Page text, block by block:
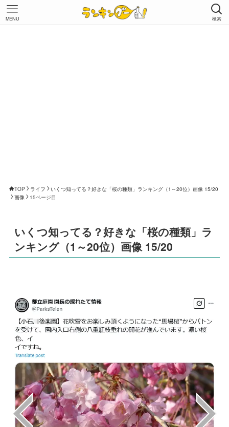
検索
MENU
TOP ライフ
いくつ知ってる？好きな「桜の種類」ランキング（1～20位）画像 15/20
画像
15ページ目
いくつ知ってる？好きな「桜の種類」ラ
ンキング（1～20位）画像 15/20